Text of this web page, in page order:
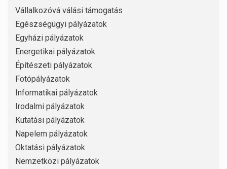
Vállalkozóvá válási támogatás
Egészségügyi pályázatok
Egyházi pályázatok
Energetikai pályázatok
Építészeti pályázatok
Fotópályázatok
Informatikai pályázatok
Irodalmi pályázatok
Kutatási pályázatok
Napelem pályázatok
Oktatási pályázatok
Nemzetközi pályázatok